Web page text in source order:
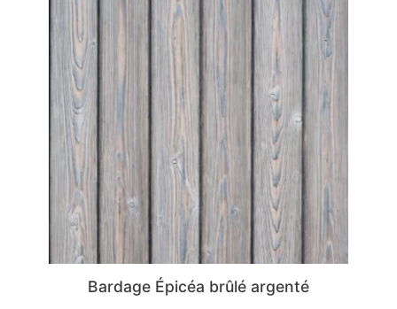
Bardage Épicéa brûlé argenté